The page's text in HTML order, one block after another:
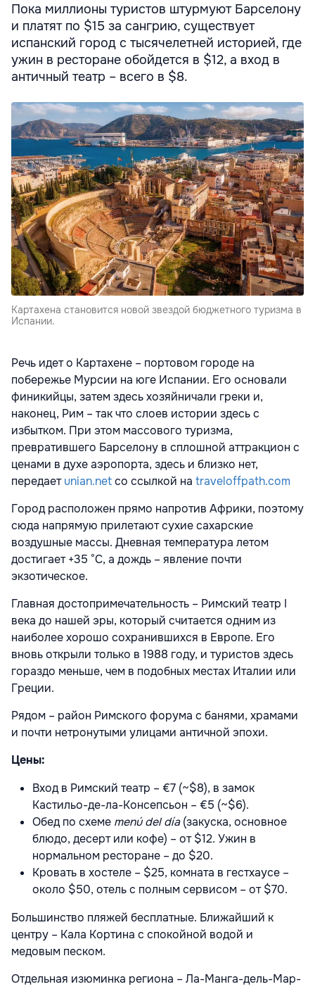
Пока миллионы туристов штурмуют Барселону
и платят по $15 за сангрию, существует
испанский город с тысячелетней историей, где
ужин в ресторане обойдется в $12, а вход в
античный театр – всего в $8.
Картахена становится новой звездой бюджетного туризма в
Испании.
Речь идет о Картахене – портовом городе на
побережье Мурсии на юге Испании. Его основали
финикийцы, затем здесь хозяйничали греки и,
наконец, Рим – так что слоев истории здесь с
избытком. При этом массового туризма,
превратившего Барселону в сплошной аттракцион с
ценами в духе аэропорта, здесь и близко нет,
передаетunian.netсо ссылкой на traveloffpath.com
Город расположен прямо напротив Африки, поэтому
сюда напрямую прилетают сухие сахарские
воздушные массы. Дневная температура летом
достигает +35 °C, а дождь – явление почти
экзотическое.
Главная достопримечательность – Римский театр I
века до нашей эры, который считается одним из
наиболее хорошо сохранившихся в Европе. Его
вновь открыли только в 1988 году, и туристов здесь
гораздо меньше, чем в подобных местах Италии или
Греции.
Рядом – район Римского форума с банями, храмами
и почти нетронутыми улицами античной эпохи.
Цены:
Вход в Римский театр – €7 (~$8), в замок
Кастильо-де-ла-Консепсьон – €5 (~$6).
Обед по схеме menú del día (закуска, основное
блюдо, десерт или кофе) – от $12. Ужин в
нормальном ресторане – до $20.
Кровать в хостеле – $25, комната в гестхаусе –
около $50, отель с полным сервисом – от $70.
Большинство пляжей бесплатные. Ближайший к
центру – Кала Кортина с спокойной водой и
медовым песком.
Отдельная изюминка региона – Ла-Манга-дель-Мар-